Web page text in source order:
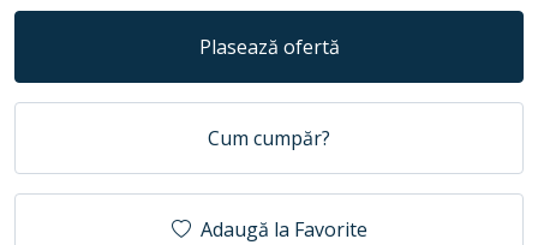
Plasează ofertă
Cum cumpăr?
Adaugă la Favorite